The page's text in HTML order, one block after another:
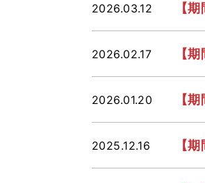
2026.03.12 【
2026.02.17 【
2026.01.20 【
2025.12.16 【